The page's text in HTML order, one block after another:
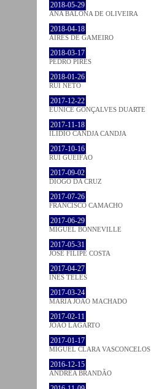
2018-05-29
ANA BALONA DE OLIVEIRA
2018-04-18
AIRES DE GAMEIRO
2018-03-17
PEDRO PIRES
2018-01-26
RUI NETO
2017-12-22
EUNICE GONÇALVES DUARTE
2017-11-18
ILIDIO CANDJA CANDJA
2017-10-16
RUI GUEIFÃO
2017-09-02
DIOGO DA CRUZ
2017-07-26
FRANCISCO CAMACHO
2017-06-29
MIGUEL BONNEVILLE
2017-05-31
JOSÉ FILIPE COSTA
2017-04-27
INÊS TELES
2017-03-24
MARIA JOÃO MACHADO
2017-02-11
JOÃO LAGARTO
2017-01-17
MIGUEL CLARA VASCONCELOS
2016-12-15
ANDREA BRANDÃO